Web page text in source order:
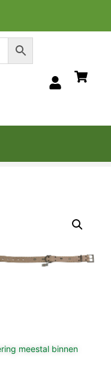
meestal binnen